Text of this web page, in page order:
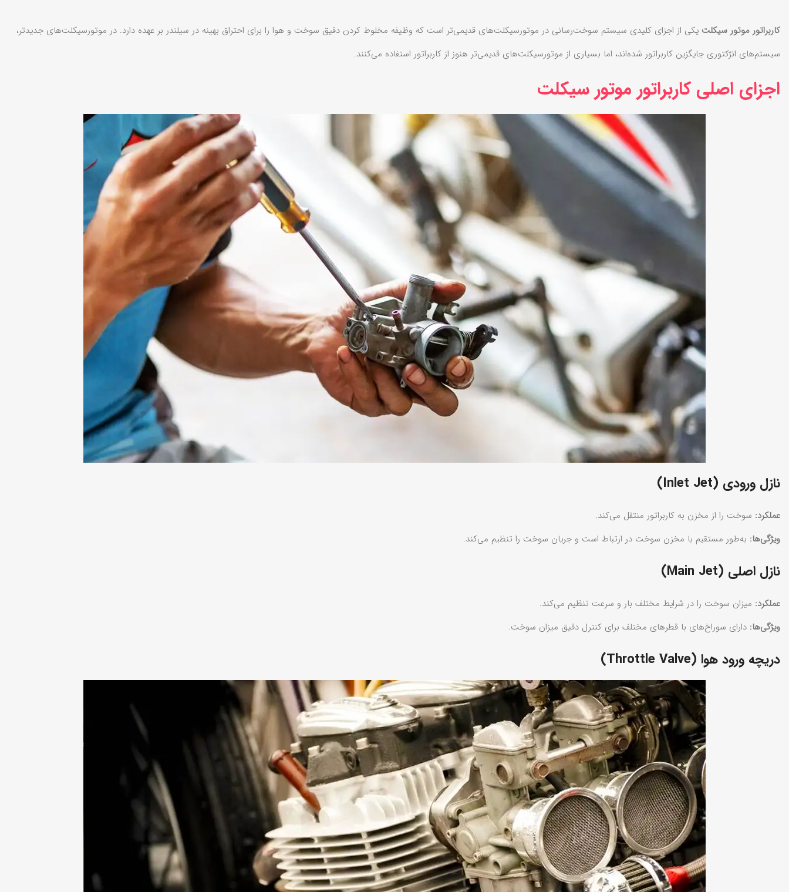
کاربراتور موتور سیکلت یکی از اجزای کلیدی سیستم سوخت‌رسانی در موتورسیکلت‌های قدیمی‌تر است که وظیفه مخلوط کردن دقیق سوخت و هوا را برای احتراق بهینه در سیلندر بر عهده دارد. در موتورسیکلت‌های جدیدتر،
سیستم‌های انژکتوری جایگزین کاربراتور شده‌اند، اما بسیاری از موتورسیکلت‌های قدیمی‌تر هنوز از کاربراتور استفاده می‌کنند.
اجزای اصلی کاربراتور موتور سیکلت
نازل ورودی (Inlet Jet)
عملکرد: سوخت را از مخزن به کاربراتور منتقل می‌کند.
ویژگی‌ها: به‌طور مستقیم با مخزن سوخت در ارتباط است و جریان سوخت را تنظیم می‌کند.
نازل اصلی (Main Jet)
عملکرد: میزان سوخت را در شرایط مختلف بار و سرعت تنظیم می‌کند.
ویژگی‌ها: دارای سوراخ‌های با قطرهای مختلف برای کنترل دقیق میزان سوخت.
دریچه ورود هوا (Throttle Valve)